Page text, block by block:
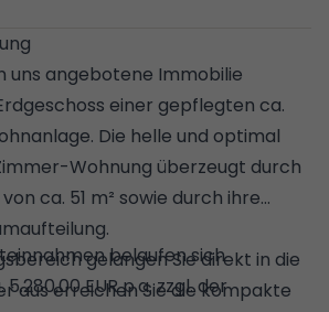
uns angebotene Immobilie
einer gepflegten ca.
Die helle und optimal
Wohnung überzeugt durch
ca. 51 m² sowie durch ihre
gelangen Sie direkt in die
aus erreichen Sie die kompakte
belaufen sich
EUR p.a. zzgl. der